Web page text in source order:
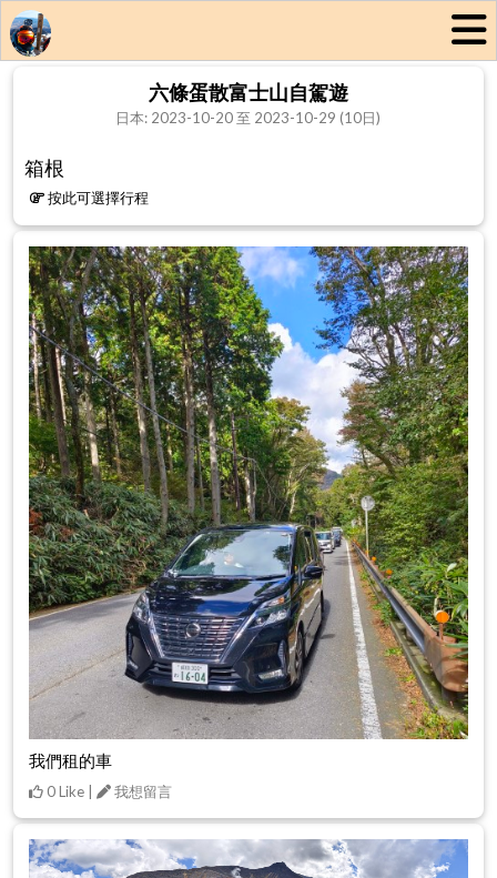
六條蛋散富士山自駕遊
日本: 2023-10-20 至 2023-10-29 (10日)
箱根
按此可選擇行程
我們租的車
0 Like | 我想留言